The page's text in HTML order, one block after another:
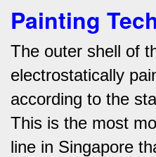
Painting
The outer shell of
electrostatically
according to the
This is the most
line in Singapore